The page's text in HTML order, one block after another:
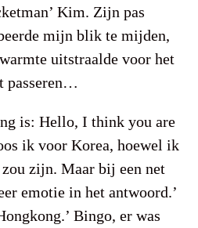
Kim. Zijn pas
mijn blik te mijden,
uitstraalde voor het
passeren…
is: Hello, I think you are
ik voor Korea, hoewel ik
zijn. Maar bij een net
emotie in het antwoord.’
Bingo, er was